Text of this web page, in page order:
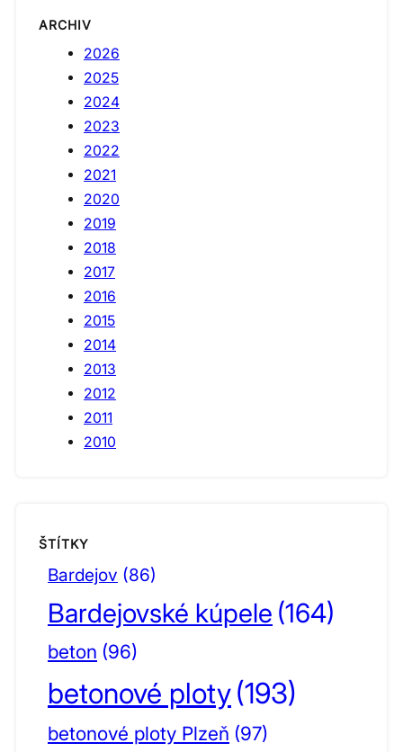
ARCHIV
2026
2025
2024
2023
2022
2021
2020
2019
2018
2017
2016
2015
2014
2013
2012
2011
2010
ŠTÍTKY
Bardejov (86)
Bardejovské kúpele (164)
beton (96)
betonové ploty(193)
betonové ploty Plzeň (97)